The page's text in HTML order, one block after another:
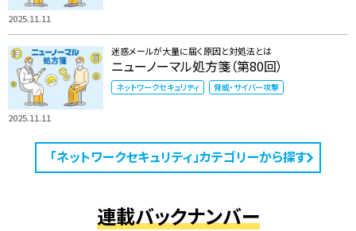
2025.11.11
2025.11.11
迷惑メールが大量に届く原因と対処法とは
ニューノーマル処方箋（第80回）
ネットワークセキュリティ 脅威・サイバー攻撃
「ネットワークセキュリティ」カテゴリーから探す
連載バックナンバー